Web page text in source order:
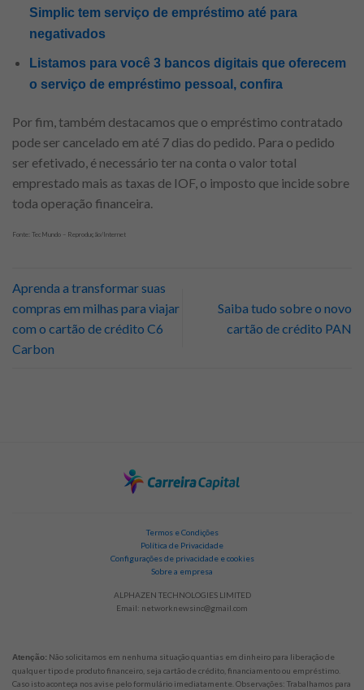
Simplic tem serviço de empréstimo até para
negativados
Listamos para você 3 bancos digitais que oferecem
o serviço de empréstimo pessoal, confira
Por fim, também destacamos que o empréstimo contratado
pode ser cancelado em até 7 dias do pedido. Para o pedido
ser efetivado, é necessário ter na conta o valor total
emprestado mais as taxas de IOF, o imposto que incide sobre
toda operação financeira.
Fonte: TecMundo – Reprodução/Internet
Aprenda a transformar suas
compras em milhas para viajar
com o cartão de crédito C6
Carbon
Saiba tudo sobre o novo
cartão de crédito PAN
Termos e Condições
Política de Privacidade
Configurações de privacidade e cookies
Sobre a empresa
ALPHAZEN TECHNOLOGIES LIMITED
Email: networknewsinc@gmail.com
Atenção: Não solicitamos em nenhuma situação quantias em dinheiro para liberação de
qualquer tipo de produto financeiro, seja cartão de crédito, financiamento ou empréstimo.
Caso isto aconteça nos avise pelo formulário imediatamente. Observações: Trabalhamos para